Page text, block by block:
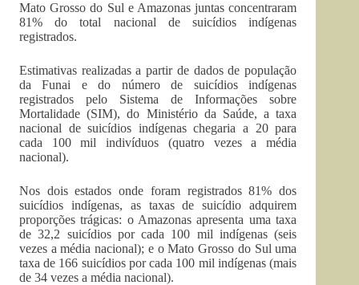
Mato Grosso do Sul e Amazonas juntas concentraram
81% do total nacional de suicídios indígenas
registrados.
Estimativas realizadas a partir de dados de população
da Funai e do número de suicídios indígenas
registrados pelo Sistema de Informações sobre
Mortalidade (SIM), do Ministério da Saúde, a taxa
nacional de suicídios indígenas chegaria a 20 para
cada 100 mil indivíduos (quatro vezes a média
nacional).
Nos dois estados onde foram registrados 81% dos
suicídios indígenas, as taxas de suicídio adquirem
proporções trágicas: o Amazonas apresenta uma taxa
de 32,2 suicídios por cada 100 mil indígenas (seis
vezes a média nacional); e o Mato Grosso do Sul uma
taxa de 166 suicídios por cada 100 mil indígenas (mais
de 34 vezes a média nacional).